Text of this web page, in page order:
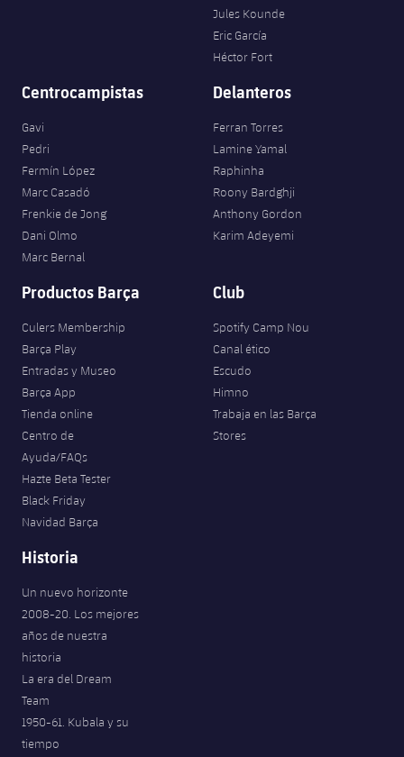
Jules Kounde
Eric García
Héctor Fort
Centrocampistas
Gavi
Pedri
Fermín López
Marc Casadó
Frenkie de Jong
Dani Olmo
Marc Bernal
Delanteros
Ferran Torres
Lamine Yamal
Raphinha
Roony Bardghji
Anthony Gordon
Karim Adeyemi
Productos Barça
Culers Membership
Barça Play
Entradas y Museo
Barça App
Tienda online
Centro de
Ayuda/FAQs
Hazte Beta Tester
Black Friday
Navidad Barça
Club
Spotify Camp Nou
Canal ético
Escudo
Himno
Trabaja en las Barça
Stores
Historia
Un nuevo horizonte
2008-20. Los mejores
años de nuestra
historia
La era del Dream
Team
1950-61. Kubala y su
tiempo